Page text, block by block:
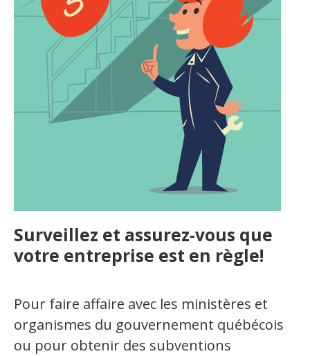
Lois et jurisprudence
Organismes de la langue française
Organismes de la langue française
Publications
Revue de presse
Francisation de l'Administration
Recueil de bonnes pratiques
Surveillez et assurez-vous que
votre entreprise est en règle!
Pour faire affaire avec les ministères et
organismes du gouvernement québécois
ou pour obtenir des subventions